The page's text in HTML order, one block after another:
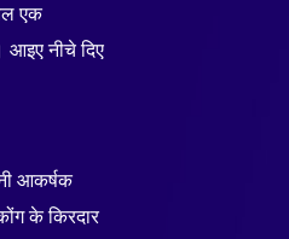
एक
आइए नीचे दिए
आकर्षक
के किरदार